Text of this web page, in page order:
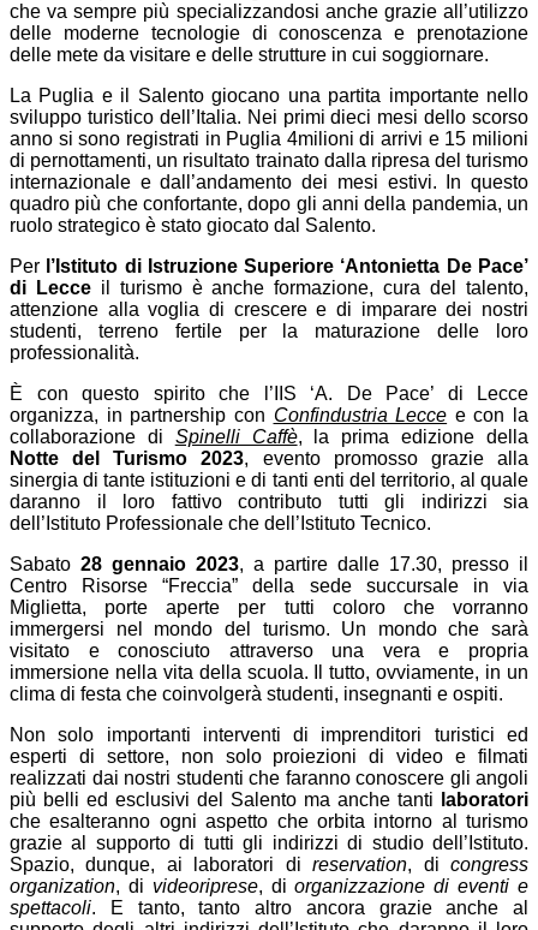
che va sempre più specializzandosi anche grazie all’utilizzo
delle moderne tecnologie di conoscenza e prenotazione
delle mete da visitare e delle strutture in cui soggiornare.
La Puglia e il Salento giocano una partita importante nello
sviluppo turistico dell’Italia. Nei primi dieci mesi dello scorso
anno si sono registrati in Puglia 4milioni di arrivi e 15 milioni
di pernottamenti, un risultato trainato dalla ripresa del turismo
internazionale e dall’andamento dei mesi estivi. In questo
quadro più che confortante, dopo gli anni della pandemia, un
ruolo strategico è stato giocato dal Salento.
Per l’Istituto di Istruzione Superiore ‘Antonietta De Pace’
di Lecce il turismo è anche formazione, cura del talento,
attenzione alla voglia di crescere e di imparare dei nostri
studenti, terreno fertile per la maturazione delle loro
professionalità.
È con questo spirito che l’IIS ‘A. De Pace’ di Lecce
organizza, in partnership con Confindustria Lecce e con la
collaborazione di Spinelli Caffè, la prima edizione della
Notte del Turismo 2023, evento promosso grazie alla
sinergia di tante istituzioni e di tanti enti del territorio, al quale
daranno il loro fattivo contributo tutti gli indirizzi sia
dell’Istituto Professionale che dell’Istituto Tecnico.
Sabato 28 gennaio 2023, a partire dalle 17.30, presso il
Centro Risorse “Freccia” della sede succursale in via
Miglietta, porte aperte per tutti coloro che vorranno
immergersi nel mondo del turismo. Un mondo che sarà
visitato e conosciuto attraverso una vera e propria
immersione nella vita della scuola. Il tutto, ovviamente, in un
clima di festa che coinvolgerà studenti, insegnanti e ospiti.
Non solo importanti interventi di imprenditori turistici ed
esperti di settore, non solo proiezioni di video e filmati
realizzati dai nostri studenti che faranno conoscere gli angoli
più belli ed esclusivi del Salento ma anche tanti
laboratori
che esalteranno ogni aspetto che orbita intorno al turismo
grazie al supporto di tutti gli indirizzi di studio dell’Istituto.
Spazio, dunque, ai laboratori direservation, dicongress
organization, di videoriprese, diorganizzazione di eventi e
spettacoli. E tanto, tanto altro ancora grazie anche al